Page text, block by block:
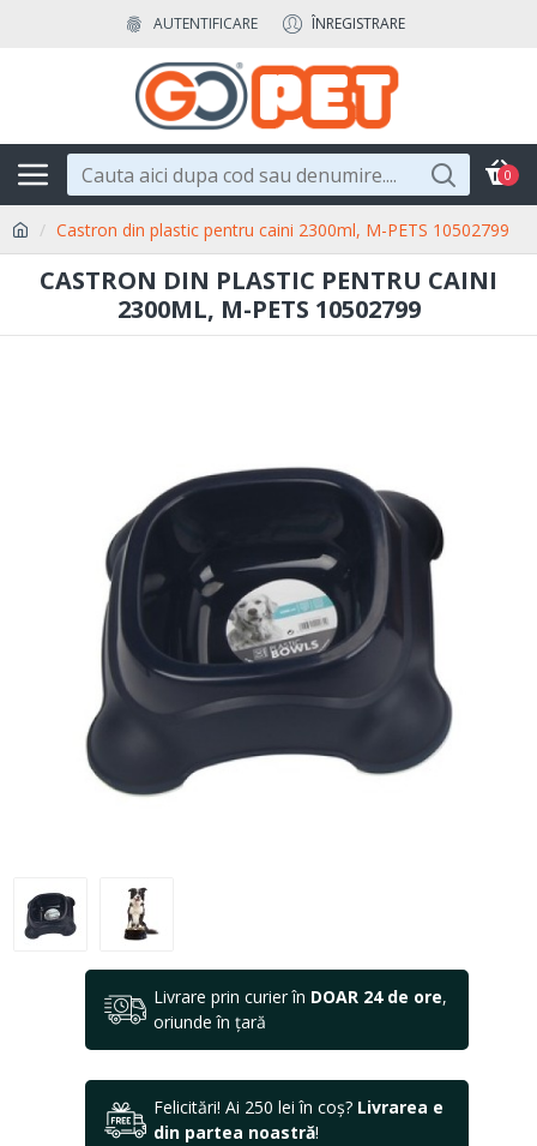
AUTENTIFICARE ÎNREGISTRARE
0
Castron din plastic pentru caini 2300ml, M-PETS 10502799
CASTRON DIN PLASTIC PENTRU CAINI
2300ML, M-PETS 10502799
Livrare prin curier în DOAR 24 de ore,
oriunde în țară
Felicitări! Ai 250 lei în coș? Livrarea e
din partea noastră!